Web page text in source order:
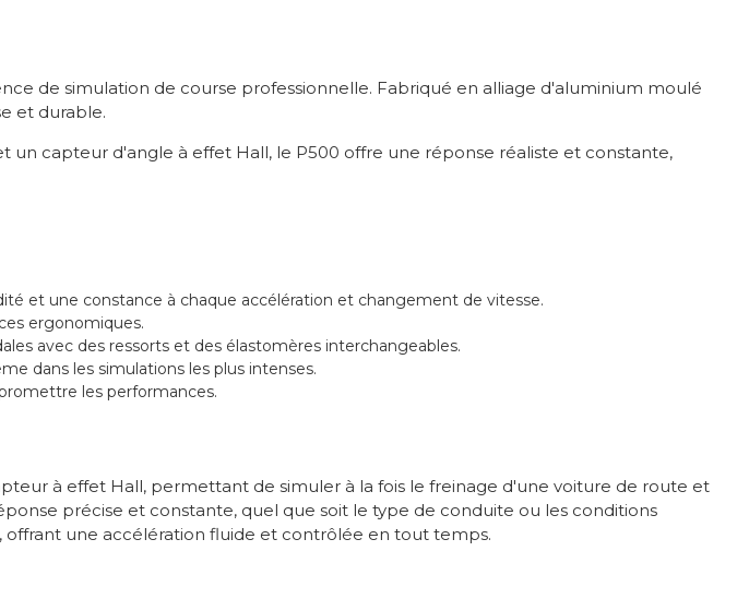
de simulation de course professionnelle. Fabriqué en alliage d'aluminium moulé
et durable.
capteur d'angle à effet Hall, le P500 offre une réponse réaliste et constante,
et une constance à chaque accélération et changement de vitesse.
ergonomiques.
avec des ressorts et des élastomères interchangeables.
dans les simulations les plus intenses.
les performances.
à effet Hall, permettant de simuler à la fois le freinage d'une voiture de route et
précise et constante, quel que soit le type de conduite ou les conditions
une accélération fluide et contrôlée en tout temps.